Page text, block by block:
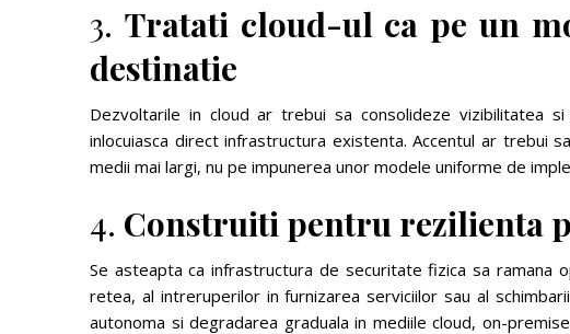
3. Tratati cloud-ul ca pe un
destinatie
Dezvoltarile in cloud ar trebui sa consolideze vizibilitatea
inlocuiasca direct infrastructura existenta. Accentul ar trebui
medii mai largi, nu pe impunerea unor modele uniforme de
4. Construiti pentru rezilienta
Se asteapta ca infrastructura de securitate fizica sa ramana
retea, al intreruperilor in furnizarea serviciilor sau al
autonoma si degradarea graduala in mediile cloud, on-